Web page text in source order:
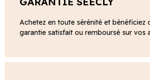
Achetez en toute sérénité et bénéficiez
garantie satisfait ou remboursé sur vos